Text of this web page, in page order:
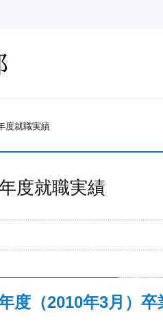
度就職実績
度就職実績
度（2010年3月）